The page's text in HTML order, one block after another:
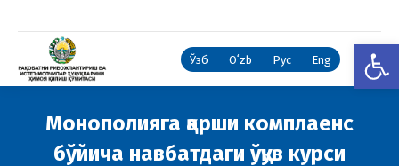
Ўзб Oʻzb Рус Eng
Монополияга қарши комплаенс
бўйича навбатдаги ўқув курси